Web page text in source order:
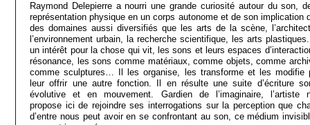
Raymond Delepierre a nourri une grande curiosité autour du son,
représentation physique en un corps autonome et de son implication
des domaines aussi diversifiés que les arts de la scène,
l’environnement urbain, la recherche scientifique, les arts
un intérêt pour la chose qui vit, les sons et leurs espaces
résonance, les sons comme matériaux, comme objets, comme
comme sculptures… Il les organise, les transforme et les modifie
leur offrir une autre fonction. Il en résulte une suite d’écriture
évolutive et en mouvement. Gardien de l’imaginaire, l’artiste
propose ici de rejoindre ses interrogations sur la perception que
d’entre nous peut avoir en se confrontant au son, ce médium